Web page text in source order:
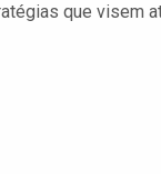
que visem